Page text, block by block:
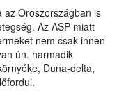
az Oroszországban is
Az ASP miatt
nem csak innen
ún. harmadik
Duna-delta,